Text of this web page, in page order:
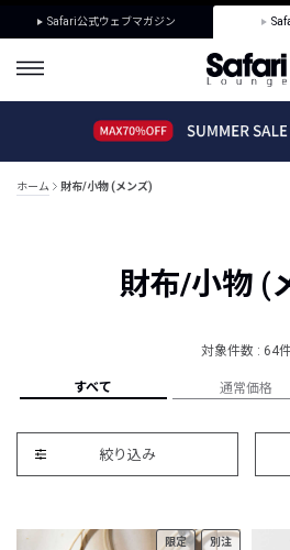
Safari公式ウェブマガジン
ホーム 財布/小物 (メンズ)
財布/小物 (
対象件数 : 64
すべて 通常価格
絞り込み
限定 別注